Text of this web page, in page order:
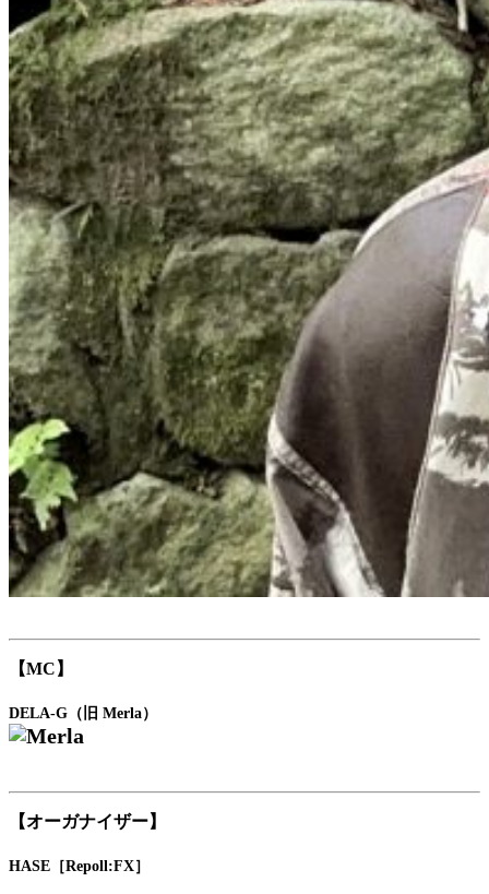
【MC】
DELA-G（旧 Merla）
【オーガナイザー】
HASE［Repoll:FX］